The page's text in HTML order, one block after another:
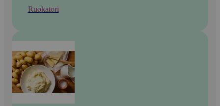
Ruokatori